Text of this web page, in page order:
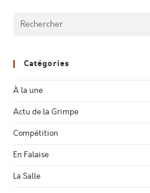
Catégories
À la une
Actu de la Grimpe
Compétition
En Falaise
La Salle